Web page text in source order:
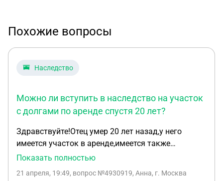
Похожие вопросы
Наследство
Можно ли вступить в наследство на участок
с долгами по аренде спустя 20 лет?
Здравствуйте!Отец умер 20 лет назад,у него
имеется участок в аренде,имеется также
задолженность по аренде.Хочется узнать могу ли
Показать полностью
21 апреля, 19:49, вопрос №4930919, Анна, г. Москва